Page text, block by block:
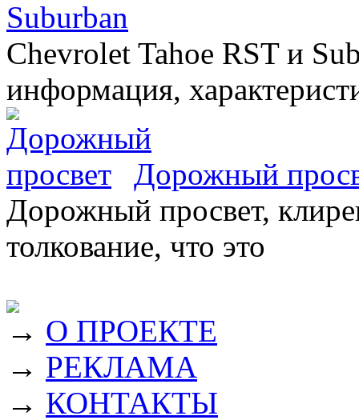
Suburban
Chevrolet Tahoe RST и
информация,
Дорожный
Дорожный просвет,
толкование, что это
→ О ПРОЕКТЕ
→ РЕКЛАМА
→ КОНТАКТЫ